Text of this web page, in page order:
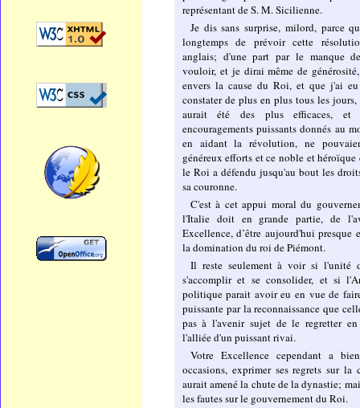
représentant de S. M. Sicilienne.
Je dis sans surprise, milord, parce
longtemps de prévoir cette
anglais; d'une part par le manque
vouloir, et je dirai même de
envers la cause du Roi, et que j'ai
constater de plus en plus tous les
aurait été des plus efficaces,
encouragements puissants donnés au
en aidant la révolution, ne
généreux efforts et ce noble et héroïque
le Roi a défendu jusqu'au bout les
sa couronne.
C'est à cet appui moral du
l'Italie doit en grande partie, de
Excellence, d’être aujourd'hui presque
la domination du roi de Piémont.
Il reste seulement à voir si l'unité
s'accomplir et se consolider, et si
politique parait avoir eu en vue de
puissante par la reconnaissance que
pas à l'avenir sujet de le regretter
l'alliée d'un puissant rivai.
Votre Excellence cependant a
occasions, exprimer ses regrets sur la
aurait amené la chute de la dynastie;
les fautes sur le gouvernement du Roi.